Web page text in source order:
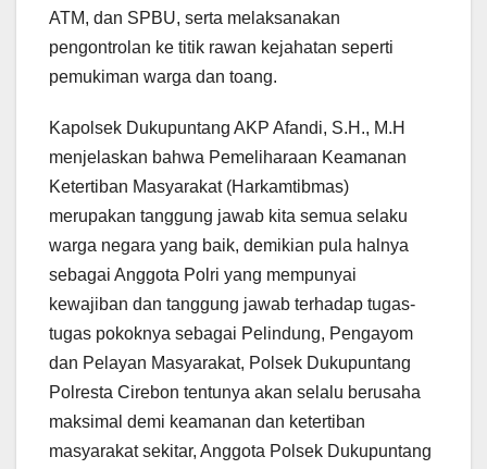
ATM, dan SPBU, serta melaksanakan
pengontrolan ke titik rawan kejahatan seperti
pemukiman warga dan toang.
Kapolsek Dukupuntang AKP Afandi, S.H., M.H
menjelaskan bahwa Pemeliharaan Keamanan
Ketertiban Masyarakat (Harkamtibmas)
merupakan tanggung jawab kita semua selaku
warga negara yang baik, demikian pula halnya
sebagai Anggota Polri yang mempunyai
kewajiban dan tanggung jawab terhadap tugas-
tugas pokoknya sebagai Pelindung, Pengayom
dan Pelayan Masyarakat, Polsek Dukupuntang
Polresta Cirebon tentunya akan selalu berusaha
maksimal demi keamanan dan ketertiban
masyarakat sekitar, Anggota Polsek Dukupuntang